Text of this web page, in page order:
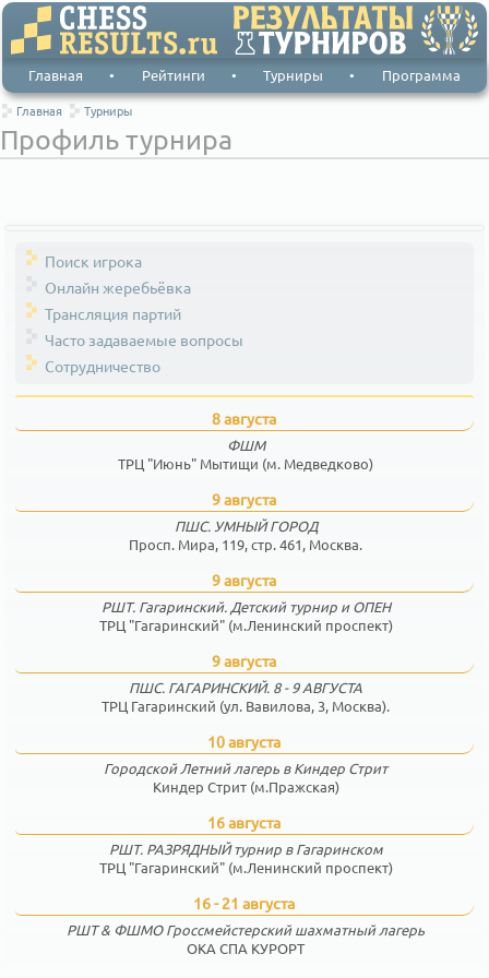
Главная • Рейтинги • Турниры • Программа
Главная Турниры
Профиль турнира
Поиск игрока
Онлайн жеребьёвка
Трансляция партий
Часто задаваемые вопросы
Сотрудничество
8 августа
ФШМ
ТРЦ "Июнь" Мытищи (м. Медведково)
9 августа
ПШС. УМНЫЙ ГОРОД
Просп. Мира, 119, стр. 461, Москва.
9 августа
РШТ. Гагаринский. Детский турнир и ОПЕН
ТРЦ "Гагаринский" (м.Ленинский проспект)
9 августа
ПШС. ГАГАРИНСКИЙ. 8 - 9 АВГУСТА
ТРЦ Гагаринский (ул. Вавилова, 3, Москва).
10 августа
Городской Летний лагерь в Киндер Стрит
Киндер Стрит (м.Пражская)
16 августа
РШТ. РАЗРЯДНЫЙ турнир в Гагаринском
ТРЦ "Гагаринский" (м.Ленинский проспект)
16 - 21 августа
РШТ & ФШМО Гроссмейстерский шахматный лагерь
ОКА СПА КУРОРТ